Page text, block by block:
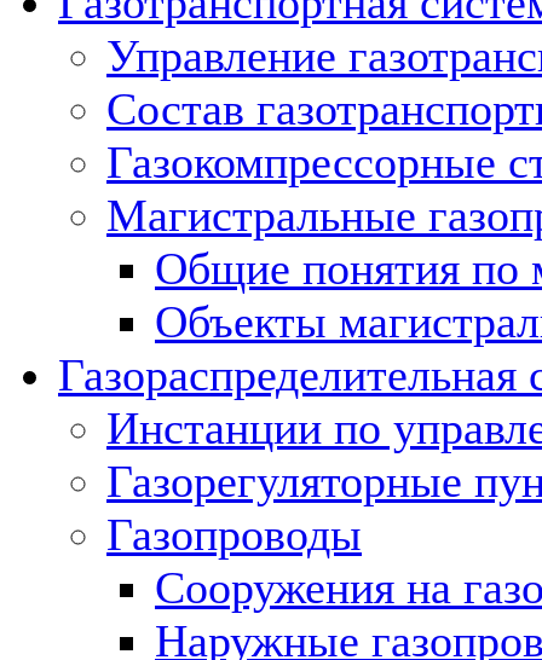
Управление
Состав
Газокомпрессорные
Магистральные
Общие понятия по
Объекты
Газораспределительная
Инстанции по
Газорегуляторные
Газопроводы
Сооружения на
Наружные